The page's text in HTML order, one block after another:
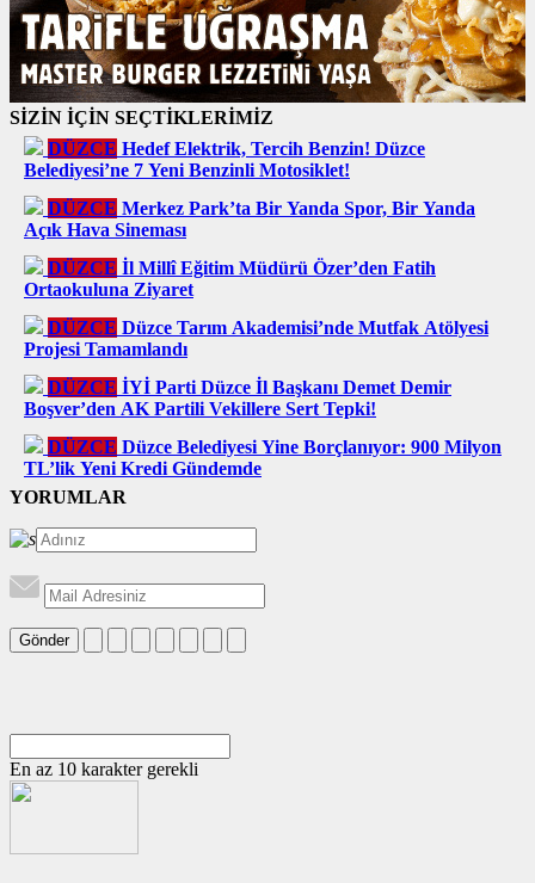
SİZİN İÇİN SEÇTİKLERİMİZ
DÜZCE Hedef Elektrik, Tercih Benzin! Düzce
Belediyesi’ne 7 Yeni Benzinli Motosiklet!
DÜZCE Merkez Park’ta Bir Yanda Spor, Bir Yanda
Açık Hava Sineması
DÜZCE İl Millî Eğitim Müdürü Özer’den Fatih
Ortaokuluna Ziyaret
DÜZCE Düzce Tarım Akademisi’nde Mutfak Atölyesi
Projesi Tamamlandı
DÜZCE İYİ Parti Düzce İl Başkanı Demet Demir
Boşver’den AK Partili Vekillere Sert Tepki!
DÜZCE Düzce Belediyesi Yine Borçlanıyor: 900 Milyon
TL’lik Yeni Kredi Gündemde
YORUMLAR
Gönder
En az 10 karakter gerekli